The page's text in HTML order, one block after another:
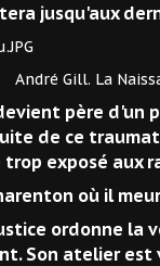
jusqu'aux
Naissance.
père
de ce
exposé aux
où il
ordonne la
Son atelier est